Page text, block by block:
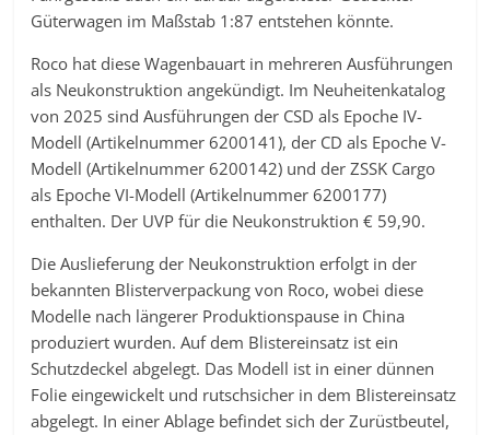
Güterwagen im Maßstab 1:87 entstehen könnte.
Roco hat diese Wagenbauart in mehreren Ausführungen
als Neukonstruktion angekündigt. Im Neuheitenkatalog
von 2025 sind Ausführungen der CSD als Epoche IV-
Modell (Artikelnummer 6200141), der CD als Epoche V-
Modell (Artikelnummer 6200142) und der ZSSK Cargo
als Epoche VI-Modell (Artikelnummer 6200177)
enthalten. Der UVP für die Neukonstruktion € 59,90.
Die Auslieferung der Neukonstruktion erfolgt in der
bekannten Blisterverpackung von Roco, wobei diese
Modelle nach längerer Produktionspause in China
produziert wurden. Auf dem Blistereinsatz ist ein
Schutzdeckel abgelegt. Das Modell ist in einer dünnen
Folie eingewickelt und rutschsicher in dem Blistereinsatz
abgelegt. In einer Ablage befindet sich der Zurüstbeutel,